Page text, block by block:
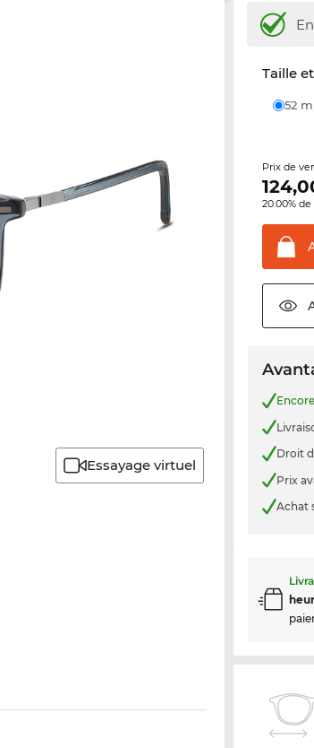
Essayage virtuel
Taille
52
Prix de
20.00%
Droit
Prix
Achat